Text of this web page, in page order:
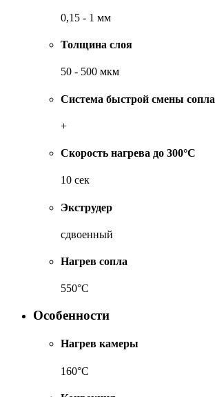
0,15 - 1 мм
Толщина слоя
50 - 500 мкм
Система быстрой смены сопла
+
Скорость нагрева до 300°C
10 сек
Экструдер
сдвоенный
Нагрев сопла
550°C
Особенности
Нагрев камеры
160°C